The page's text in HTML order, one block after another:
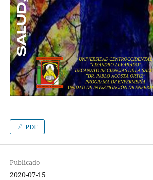
PDF
Publicado
2020-07-15